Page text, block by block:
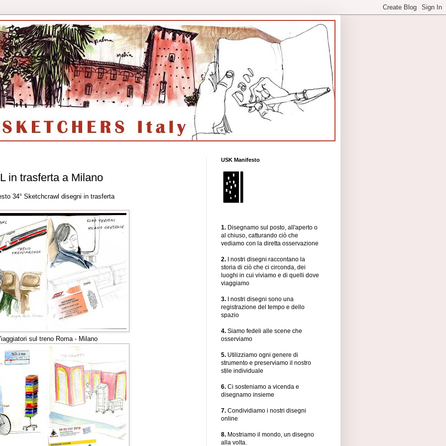
in trasferta a Milano
34° Sketchcrawl disegni in trasferta
sul treno Roma - Milano
USK Manifesto
1. Disegnamo sul posto, all'aperto o
al chiuso, catturando ciò che
vediamo con la diretta osservazione
2. I nostri disegni raccontano la
storia di ciò che ci circonda, dei
luoghi in cui viviamo e di quelli dove
viaggiamo
3. I nostri disegni sono una
registrazione del tempo e dello
spazio
4. Siamo fedeli alle scene che
osserviamo
5. Utilizziamo ogni genere di
strumento e preserviamo il nostro
stile individuale
6. Ci sosteniamo a vicenda e
disegnamo insieme
7. Condividiamo i nostri disegni
online
8. Mostriamo il mondo, un disegno
alla volta.